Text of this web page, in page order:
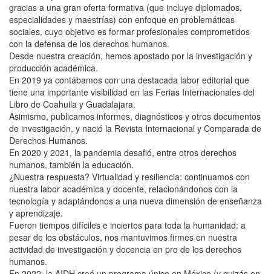
gracias a una gran oferta formativa (que incluye diplomados,
especialidades y maestrías) con enfoque en problemáticas
sociales, cuyo objetivo es formar profesionales comprometidos
con la defensa de los derechos humanos.
Desde nuestra creación, hemos apostado por la investigación y
producción académica.
En 2019 ya contábamos con una destacada labor editorial que
tiene una importante visibilidad en las Ferias Internacionales del
Libro de Coahuila y Guadalajara.
Asimismo, publicamos informes, diagnósticos y otros documentos
de investigación, y nació la Revista Internacional y Comparada de
Derechos Humanos.
En 2020 y 2021, la pandemia desafió, entre otros derechos
humanos, también la educación.
¿Nuestra respuesta? Virtualidad y resiliencia: continuamos con
nuestra labor académica y docente, relacionándonos con la
tecnología y adaptándonos a una nueva dimensión de enseñanza
y aprendizaje.
Fueron tiempos difíciles e inciertos para toda la humanidad: a
pesar de los obstáculos, nos mantuvimos firmes en nuestra
actividad de investigación y docencia en pro de los derechos
humanos.